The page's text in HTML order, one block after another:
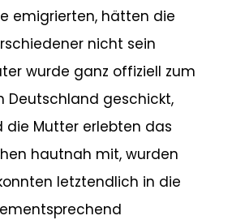
emigrierten, hätten die
nicht sein
wurde ganz offiziell zum
Deutschland geschickt,
die Mutter erlebten das
hautnah mit, wurden
letztendlich in die